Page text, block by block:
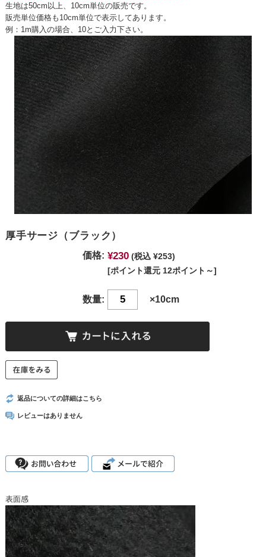
生地は50cm以上、10cm単位の販売です。
販売単位価格も10cm単位で表示してあります。
例：1m購入の場合、10とご入力下さい。
厚手サージ（ブラック）
価格: ¥230 (税込 ¥253)
[ポイント還元 12ポイント～]
数量: ×10cm
返品についての詳細はこちら
レビューはありません
表面感